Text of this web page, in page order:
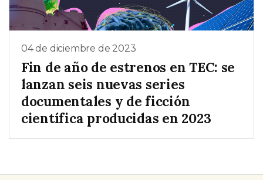
04 de diciembre de 2023
Fin de año de estrenos en TEC: se
lanzan seis nuevas series
documentales y de ficción
científica producidas en 2023